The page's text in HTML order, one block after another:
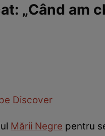
„Când am
Discover
Mării Negre pentru